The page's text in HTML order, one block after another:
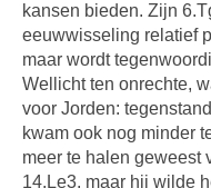
kansen bieden. Zijn
eeuwwisseling relatief
maar wordt
Wellicht ten onrechte,
voor Jorden:
kwam ook nog minder
meer te halen geweest
14.Le3, maar hij wilde